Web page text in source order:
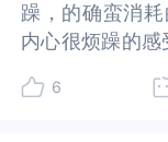
躁，的确蛮消
内心很烦躁的
然人们常常会
躁，的确蛮消
内心很烦躁的
常常会感觉烦躁
6